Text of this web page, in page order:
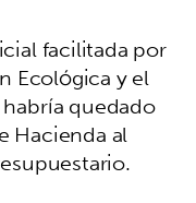
facilitada por
Ecológica y el
quedado
Hacienda al